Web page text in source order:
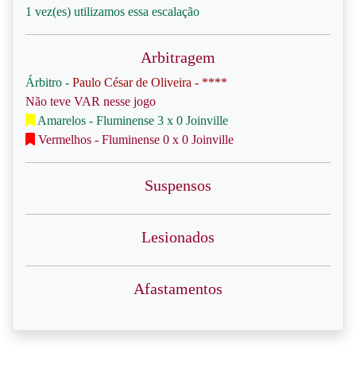
1 vez(es) utilizamos essa escalação
Arbitragem
Árbitro - Paulo César de Oliveira - ****
Não teve VAR nesse jogo
Amarelos - Fluminense 3 x 0 Joinville
Vermelhos - Fluminense 0 x 0 Joinville
Suspensos
Lesionados
Afastamentos